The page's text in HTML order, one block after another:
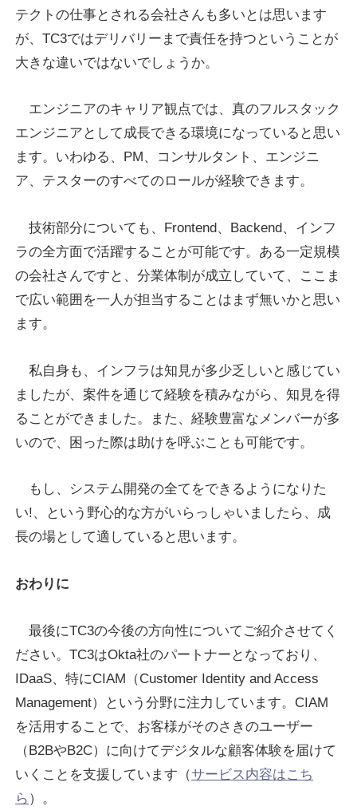
テクトの仕事とされる会社さんも多いとは思います
が、TC3ではデリバリーまで責任を持つということが
大きな違いではないでしょうか。
エンジニアのキャリア観点では、真のフルスタック
エンジニアとして成長できる環境になっていると思い
ます。いわゆる、PM、コンサルタント、エンジニ
ア、テスターのすべてのロールが経験できます。
技術部分についても、Frontend、Backend、インフ
ラの全方面で活躍することが可能です。ある一定規模
の会社さんですと、分業体制が成立していて、ここま
で広い範囲を一人が担当することはまず無いかと思い
ます。
私自身も、インフラは知見が多少乏しいと感じてい
ましたが、案件を通じて経験を積みながら、知見を得
ることができました。また、経験豊富なメンバーが多
いので、困った際は助けを呼ぶことも可能です。
もし、システム開発の全てをできるようになりた
い!、という野心的な方がいらっしゃいましたら、成
長の場として適していると思います。
おわりに
最後にTC3の今後の方向性についてご紹介させてく
ださい。TC3はOkta社のパートナーとなっており、
IDaaS、特にCIAM（Customer Identity and Access
Management）という分野に注力しています。CIAM
を活用することで、お客様がそのさきのユーザー
（B2BやB2C）に向けてデジタルな顧客体験を届けて
いくことを支援しています（サービス内容はこち
ら ）。